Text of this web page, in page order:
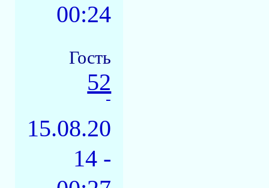
00:24
Гость
52
-
15.08.20
14 -